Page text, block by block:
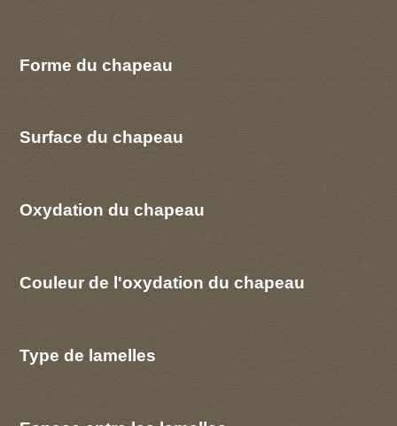
Forme du chapeau
Surface du chapeau
Oxydation du chapeau
Couleur de l'oxydation du chapeau
Type de lamelles